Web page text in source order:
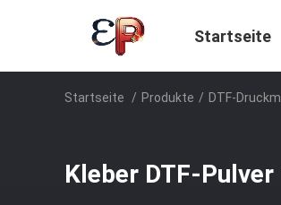
Startseite
Startseite / Produkte / DTF-
Kleber DTF-